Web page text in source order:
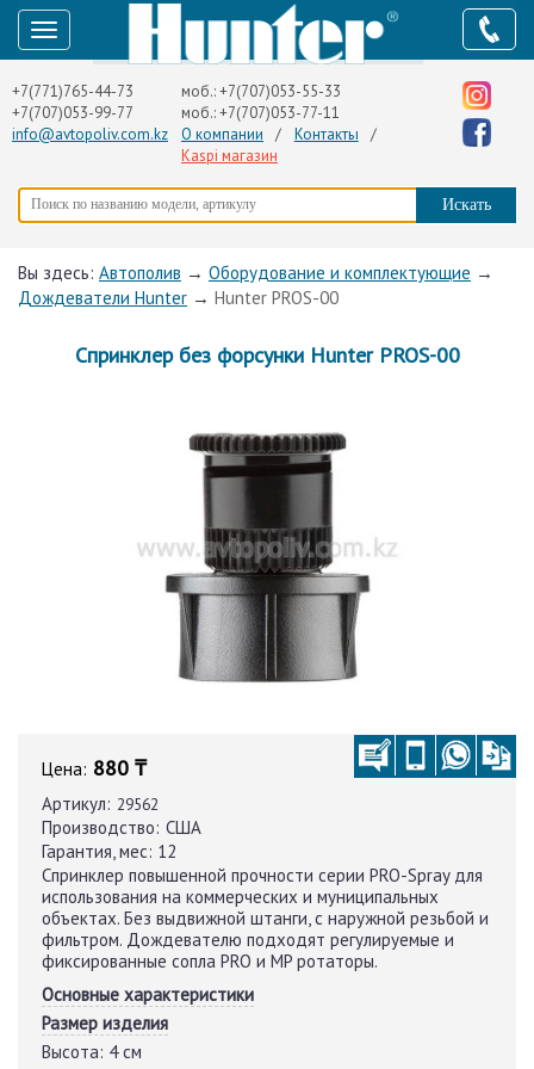
+7(771)765-44-73
+7(707)053-99-77
info@avtopoliv.com.kz
моб.:+7(707)053-55-33
моб.:+7(707)053-77-11
О компании / Контакты /
Kaspi магазин
Вы здесь: Автополив → Оборудование и комплектующие →
Дождеватели Hunter → Hunter PROS-00
Cпринклер без форсунки Hunter PROS-00
Цена: 880 ₸
Артикул: 29562
Производство: США
Гарантия, мес: 12
Cпринклер повышенной прочности серии PRO-Spray для
использования на коммерческих и муниципальных
объектах. Без выдвижной штанги, с наружной резьбой и
фильтром. Дождевателю подходят регулируемые и
фиксированные сопла PRO и MP ротаторы.
Основные характеристики
Размер изделия
Высота: 4 см